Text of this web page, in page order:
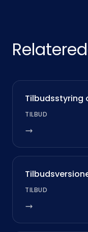
Tilbudsstyring
TILBUD
TILBUD